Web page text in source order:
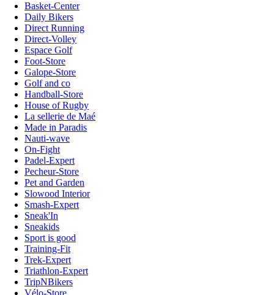
Basket-Center
Daily Bikers
Direct Running
Direct-Volley
Espace Golf
Foot-Store
Galope-Store
Golf and co
Handball-Store
House of Rugby
La sellerie de Maé
Made in Paradis
Nauti-wave
On-Fight
Padel-Expert
Pecheur-Store
Pet and Garden
Slowood Interior
Smash-Expert
Sneak'In
Sneakids
Sport is good
Training-Fit
Trek-Expert
Triathlon-Expert
TripNBikers